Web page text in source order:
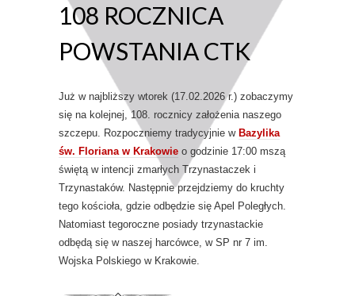
108 ROCZNICA
POWSTANIA CTK
Już w najbliższy wtorek (17.02.2026 r.) zobaczymy
się na kolejnej, 108. rocznicy założenia naszego
szczepu. Rozpoczniemy tradycyjnie w Bazylika
św. Floriana w Krakowie o godzinie 17:00 mszą
świętą w intencji zmarłych Trzynastaczek i
Trzynastaków. Następnie przejdziemy do kruchty
tego kościoła, gdzie odbędzie się Apel Poległych.
Natomiast tegoroczne posiady trzynastackie
odbędą się w naszej harcówce, w SP nr 7 im.
Wojska Polskiego w Krakowie.